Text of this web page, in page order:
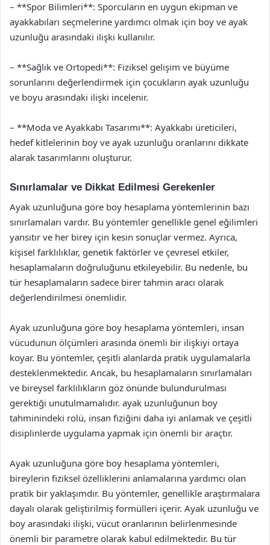
– **Spor Bilimleri**: Sporcuların en uygun ekipman ve
ayakkabıları seçmelerine yardımcı olmak için boy ve ayak
uzunluğu arasındaki ilişki kullanılır.
– **Sağlık ve Ortopedi**: Fiziksel gelişim ve büyüme
sorunlarını değerlendirmek için çocukların ayak uzunluğu
ve boyu arasındaki ilişki incelenir.
– **Moda ve Ayakkabı Tasarımı**: Ayakkabı üreticileri,
hedef kitlelerinin boy ve ayak uzunluğu oranlarını dikkate
alarak tasarımlarını oluşturur.
Sınırlamalar ve Dikkat Edilmesi Gerekenler
Ayak uzunluğuna göre boy hesaplama yöntemlerinin bazı
sınırlamaları vardır. Bu yöntemler genellikle genel eğilimleri
yansıtır ve her birey için kesin sonuçlar vermez. Ayrıca,
kişisel farklılıklar, genetik faktörler ve çevresel etkiler,
hesaplamaların doğruluğunu etkileyebilir. Bu nedenle, bu
tür hesaplamaların sadece birer tahmin aracı olarak
değerlendirilmesi önemlidir.
Ayak uzunluğuna göre boy hesaplama yöntemleri, insan
vücudunun ölçümleri arasında önemli bir ilişkiyi ortaya
koyar. Bu yöntemler, çeşitli alanlarda pratik uygulamalarla
desteklenmektedir. Ancak, bu hesaplamaların sınırlamaları
ve bireysel farklılıkların göz önünde bulundurulması
gerektiği unutulmamalıdır. ayak uzunluğunun boy
tahminindeki rolü, insan fiziğini daha iyi anlamak ve çeşitli
disiplinlerde uygulama yapmak için önemli bir araçtır.
Ayak uzunluğuna göre boy hesaplama yöntemleri,
bireylerin fiziksel özelliklerini anlamalarına yardımcı olan
pratik bir yaklaşımdır. Bu yöntemler, genellikle araştırmalara
dayalı olarak geliştirilmiş formülleri içerir. Ayak uzunluğu ve
boy arasındaki ilişki, vücut oranlarının belirlenmesinde
önemli bir parametre olarak kabul edilmektedir. Bu tür